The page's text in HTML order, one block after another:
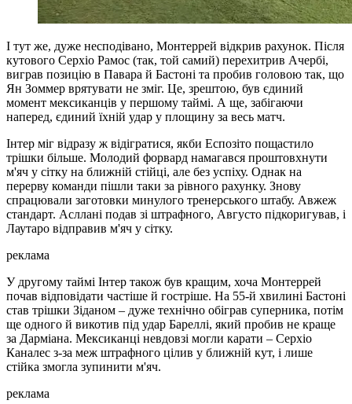
І тут же, дуже несподівано, Монтеррей відкрив рахунок. Після
кутового Серхіо Рамос (так, той самий) перехитрив Ачербі,
виграв позицію в Павара й Бастоні та пробив головою так, що
Ян Зоммер врятувати не зміг. Це, зрештою, був єдиний
момент мексиканців у першому таймі. А ще, забігаючи
наперед, єдиний їхній удар у площину за весь матч.
Інтер міг відразу ж відігратися, якби Еспозіто пощастило
трішки більше. Молодий форвард намагався проштовхнути
м'яч у сітку на ближній стійці, але без успіху. Однак на
перерву команди пішли таки за рівного рахунку. Знову
спрацювали заготовки минулого тренерського штабу. Авжеж
стандарт. Асллані подав зі штрафного, Августо підкоригував, і
Лаутаро відправив м'яч у сітку.
реклама
У другому таймі Інтер також був кращим, хоча Монтеррей
почав відповідати частіше й гостріше. На 55-й хвилині Бастоні
став трішки Зіданом – дуже технічно обіграв суперника, потім
ще одного й викотив під удар Бареллі, який пробив не краще
за Дарміана. Мексиканці невдовзі могли карати – Серхіо
Каналес з-за меж штрафного цілив у ближній кут, і лише
стійка змогла зупинити м'яч.
реклама